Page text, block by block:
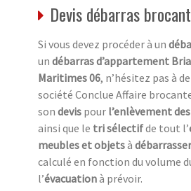
Devis débarras
Si vous devez procéder à un
un débarras d’appartement
Maritimes 06, n’hésitez pas à
société Conclue Affaire
son devis pour l’enlèvement
ainsi que le tri sélectifde tout l’
meubles et objetsà
calculé en fonction du volume
l’évacuationà prévoir.